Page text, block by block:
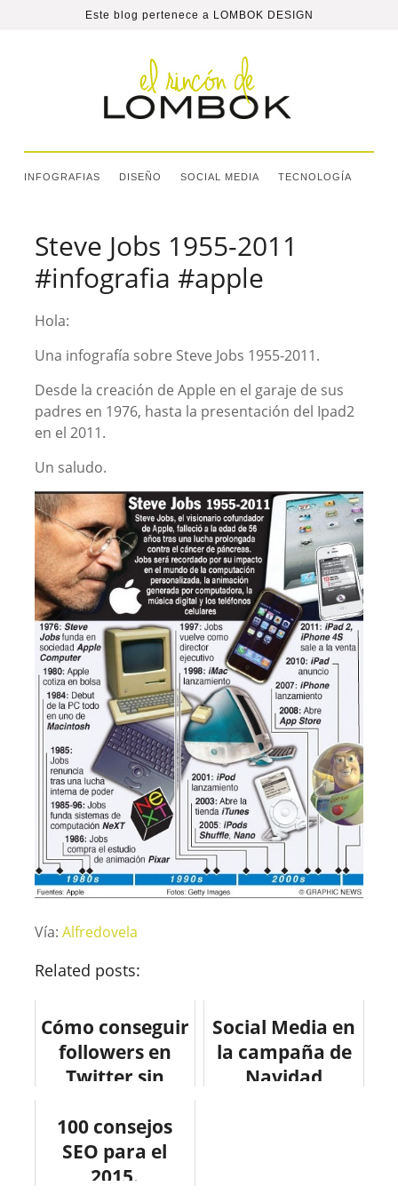
Este blog pertenece a LOMBOK DESIGN
INFOGRAFIAS DISEÑO SOCIAL MEDIA TECNOLOGÍA
Steve Jobs 1955-2011
#infografia #apple
Hola:
Una infografía sobre Steve Jobs 1955-2011.
Desde la creación de Apple en el garaje de sus
padres en 1976, hasta la presentación del Ipad2
en el 2011.
Un saludo.
Vía: Alfredovela
Related posts:
Cómo conseguir
followers en
Twitter sin
#infografia
#socialmedia
Social Media en
la campaña de
Navidad
100 consejos
SEO para el
2015.